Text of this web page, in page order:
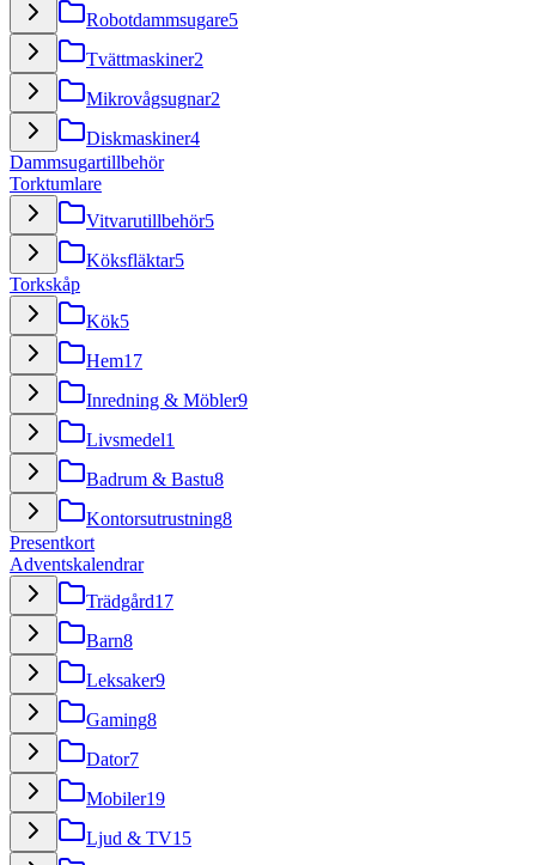
Robotdammsugare5
Tvättmaskiner2
Mikrovågsugnar2
Diskmaskiner4
Dammsugartillbehör
Torktumlare
Vitvarutillbehör5
Köksfläktar5
Torkskåp
Kök5
Hem17
Inredning & Möbler9
Livsmedel1
Badrum & Bastu8
Kontorsutrustning8
Presentkort
Adventskalendrar
Trädgård17
Barn8
Leksaker9
Gaming8
Dator7
Mobiler19
Ljud & TV15